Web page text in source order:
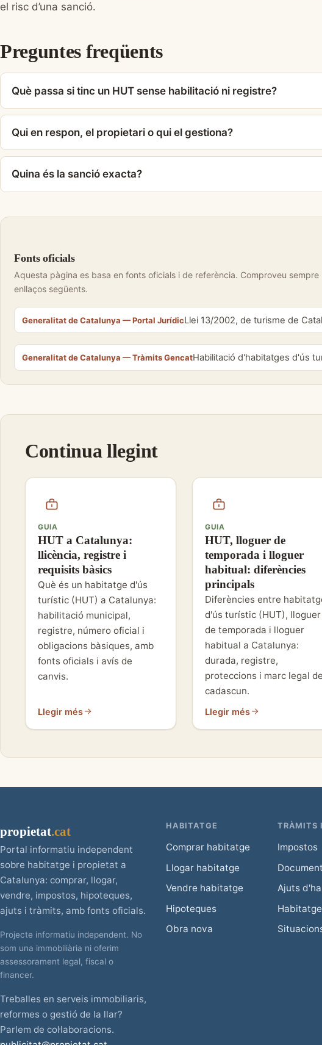
el risc d’una sanció.
Preguntes freqüents
Què passa si tinc un HUT sense habilitació ni registre?
Qui en respon, el propietari o qui el gestiona?
Quina és la sanció exacta?
Fonts oficials
Aquesta pàgina es basa en fonts oficials i de referència. Comproveu
enllaços següents.
Generalitat de Catalunya — Portal JurídicLlei 13/2002, de turisme de
Generalitat de Catalunya — Tràmits GencatHabilitació d'habitatges d'ús
Continua llegint
GUIA
HUT a Catalunya:
llicència, registre i
requisits bàsics
Què és un habitatge d'ús
turístic (HUT) a Catalunya:
habilitació municipal,
registre, número oficial i
obligacions bàsiques, amb
fonts oficials i avís de
canvis.
Llegir més
GUIA
HUT, lloguer de
temporada i lloguer
habitual: diferències
principals
Diferències entre
d'ús turístic (HUT), lloguer
de temporada i lloguer
habitual a Catalunya:
durada, registre,
proteccions i marc legal de
cadascun.
Llegir més
propietat.cat
Portal informatiu independent
sobre habitatge i propietat a
Catalunya: comprar, llogar,
vendre, impostos, hipoteques,
ajuts i tràmits, amb fonts oficials.
Projecte informatiu independent. No
som una immobiliària ni oferim
assessorament legal, fiscal o
financer.
Treballes en serveis immobiliaris,
reformes o gestió de la llar?
Parlem de col·laboracions.
HABITATGE
Comprar habitatge
Llogar habitatge
Vendre habitatge
Hipoteques
Obra nova
TRÀMITS
Impostos
Ajuts